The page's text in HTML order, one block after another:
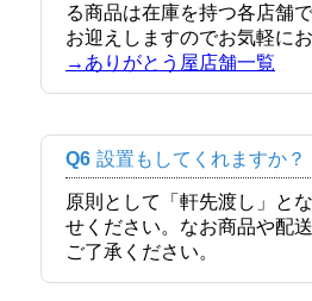
る商品は在庫を持つ各店舗
お迎えしますのでお気軽に
→ありがとう屋店舗一覧
Q6 設置もしてくれますか？
原則として「軒先渡し」と
せください。なお商品や配
ご了承ください。